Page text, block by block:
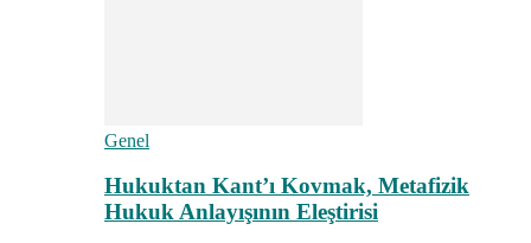
Genel
Hukuktan Kant’ı Kovmak, Metafizik
Hukuk Anlayışının Eleştirisi